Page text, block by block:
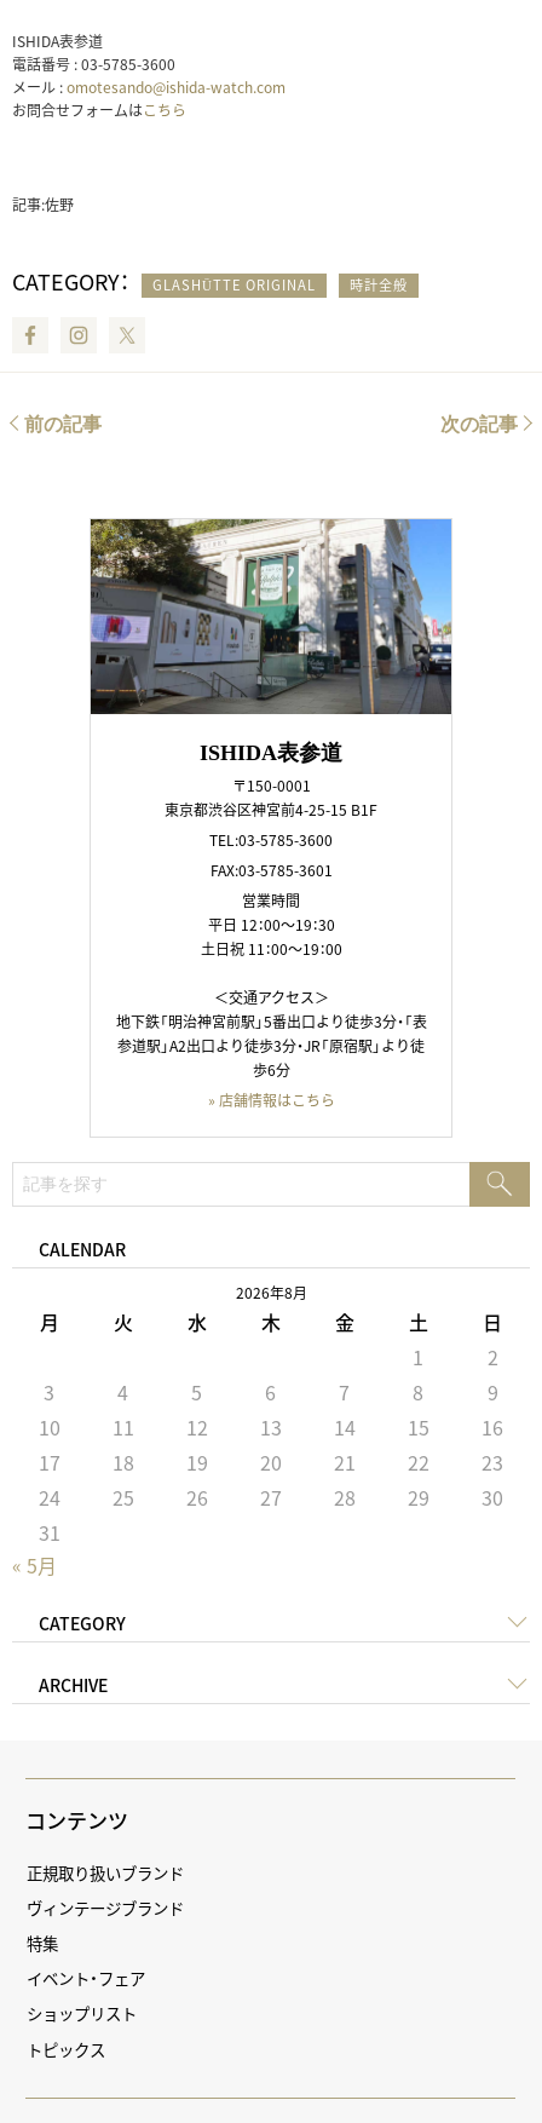
ISHIDA表参道
電話番号 : 03-5785-3600
メール :omotesando@ishida-watch.com
お問合せフォームはこちら
記事:佐野
CATEGORY： GLASHÜTTE ORIGINAL 時計全般
FacebookInstagram
前の記事 次の記事
ISHIDA表参道
〒150-0001
東京都渋谷区神宮前4-25-15 B1F
TEL:03-5785-3600
FAX:03-5785-3601
営業時間
平日 12：00～19：30
土日祝 11：00～19：00
＜交通アクセス＞
地下鉄「明治神宮前駅」5番出口より徒歩3分・「表
参道駅」A2出口より徒歩3分・JR「原宿駅」より徒
歩6分
» 店舗情報はこちら
索:
CALENDAR
2026年8月
月 火 水 木 金 土 日
« 5月
1
2
3
4 5 6 7 8
9
10
11 12 13 14 15
16
17
18 19 20 21 22
23
24
25 26 27 28 29
30
31
CATEGORY
ARCHIVE
コンテンツ
正規取り扱いブランド
ヴィンテージブランド
特集
イベント・フェア
ショップリスト
トピックス